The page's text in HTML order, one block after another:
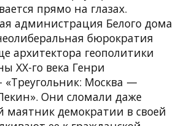
прямо на глазах.
администрация Белого дома
бюрократия
архитектора геополитики
ХХ-го века Генри
Москва —
Они сломали даже
маятник демократии в своей